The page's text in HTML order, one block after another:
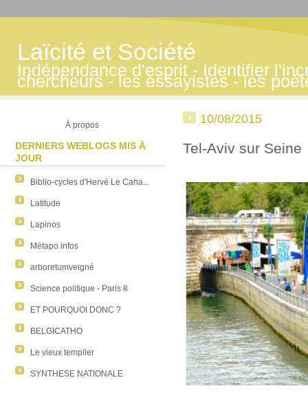
Laïcité et Société
Indépendance d'esprit - Identifier
chercheurs - les essayistes - les
À propos
DERNIERS WEBLOGS MIS À
JOUR
Biblio-cycles d'Hervé Le Caha...
Latitude
Lapinos
Métapo infos
arboretumveigné
Science politique - Paris 8
ET POURQUOI DONC ?
BELGICATHO
Le vieux templier
SYNTHESE NATIONALE
10/08/2015
Tel-Aviv sur Seine